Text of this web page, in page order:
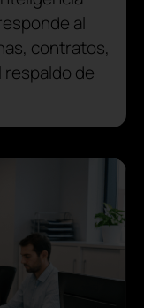
al
contratos,
de